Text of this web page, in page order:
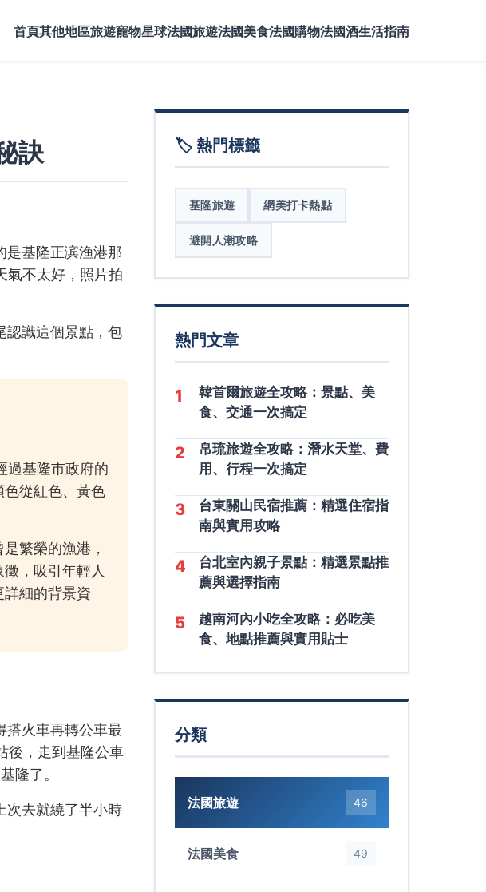
首頁其他地區旅遊寵物星球法國旅遊法國美食法國購物法國酒生活指南
訣
是基隆正滨渔港那
氣不太好，照片拍
認識這個景點，包
過基隆市政府的
從紅色、黃色
繁榮的漁港，
，吸引年輕人
詳細的背景資
搭火車再轉公車最
後，走到基隆公車
隆了。
次去就繞了半小時
🏷️ 熱門標籤
基隆旅遊 網美打卡熱點
避開人潮攻略
熱門文章
1
韓首爾旅遊全攻略：景點、美
食、交通一次搞定
2
帛琉旅遊全攻略：潛水天堂、費
用、行程一次搞定
3
台東關山民宿推薦：精選住宿指
南與實用攻略
4
台北室內親子景點：精選景點推
薦與選擇指南
5
越南河內小吃全攻略：必吃美
食、地點推薦與實用貼士
分類
法國旅遊 46
法國美食 49